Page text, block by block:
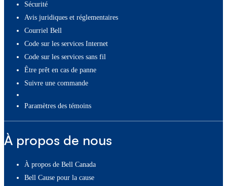
Sécurité
Avis juridiques et réglementaires
Courriel Bell
Code sur les services Internet
Code sur les services sans fil
Être prêt en cas de panne
Suivre une commande
paramètres des témoins
À propos de nous
À propos de Bell Canada
Bell Cause pour la cause